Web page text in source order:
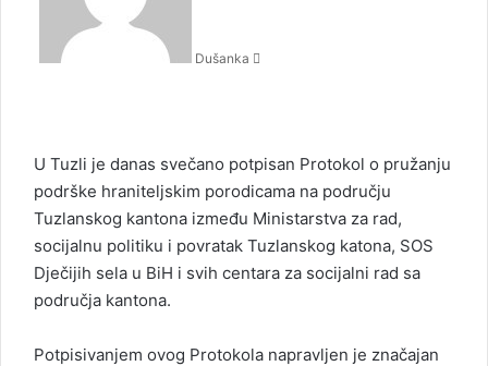
Dušanka
U Tuzli je danas svečano potpisan Protokol o pružanju
podrške hraniteljskim porodicama na području
Tuzlanskog kantona između Ministarstva za rad,
socijalnu politiku i povratak Tuzlanskog katona, SOS
Dječijih sela u BiH i svih centara za socijalni rad sa
područja kantona.
Potpisivanjem ovog Protokola napravljen je značajan